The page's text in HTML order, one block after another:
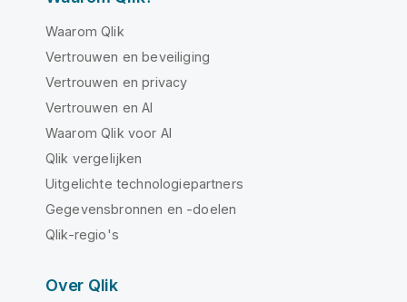
Waarom Qlik
Vertrouwen en beveiliging
Vertrouwen en privacy
Vertrouwen en AI
Waarom Qlik voor AI
Qlik vergelijken
Uitgelichte technologiepartners
Gegevensbronnen en -doelen
Qlik-regio's
Over Qlik